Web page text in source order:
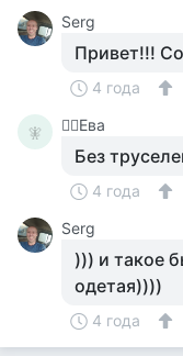
Serg
Привет!!!
4 года
🧚‍ 🧚‍♀️Ева
Без
4 года
Serg
))) и такое
одетая))))
4 года